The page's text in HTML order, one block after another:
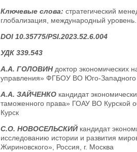
Ключевые слова: стратегический
глобализация, международный уровень.
DOI 10.35775/PSI.2023.52.6.004
УДК 339.543
А.А. ГОЛОВИНдоктор экономических
управления» ФГБОУ ВО Юго-Западного
А.А. ЗАЙЧЕНКОкандидат
таможенного права» ГОАУ ВО Курской
Курск
С.О. НОВОСЕЛЬСКИЙкандидат
исследованию истории и развития
Жириновского», Россия, г. Москва